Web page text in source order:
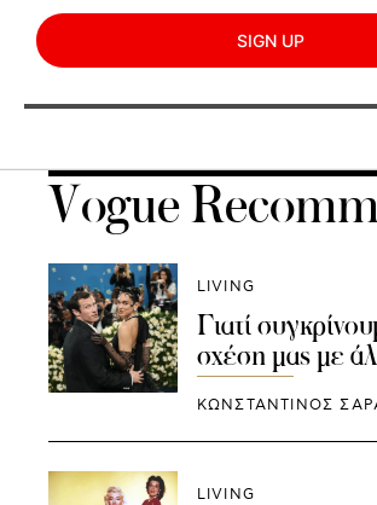
SIGN UP
Vogue
LIVING
Γιατί
σχέση μας με
ΚΩΝΣΤΑΝΤΙΝΟΣ
LIVING